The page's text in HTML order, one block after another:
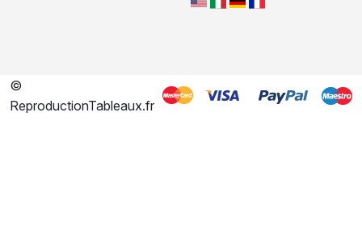
©
ReproductionTableaux.fr